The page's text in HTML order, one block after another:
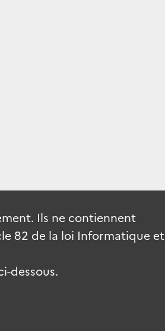
Ils ne contiennent
82 de la loi Informatique et
dessous.